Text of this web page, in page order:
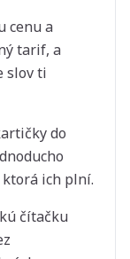
cenu a
tarif, a
slov ti
do
ich plní.
čítačku